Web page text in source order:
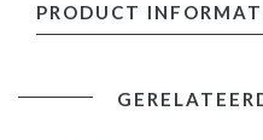
toevoegen
PRODUCT
- KKorte Broek Heren met